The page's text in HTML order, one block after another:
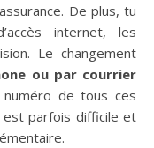
De plus, tu
internet, les
Le changement
ou par courrier
de tous ces
est parfois difficile et